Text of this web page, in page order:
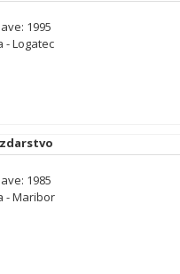
1995
Logatec
1985
- Maribor